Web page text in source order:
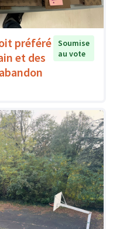
préféré
et des
Soumise
au vote